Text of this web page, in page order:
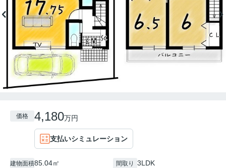
価格 4,180万円
支払いシミュレーション
建物面積85.04㎡ 間取り 3LDK